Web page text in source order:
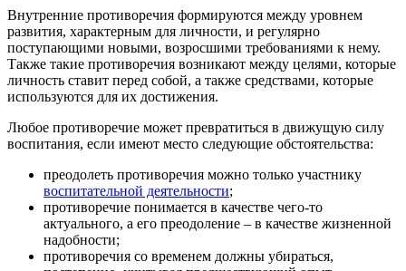
Внутренние противоречия формируются между уровнем
развития, характерным для личности, и регулярно
поступающими новыми, возросшими требованиями к нему.
Также такие противоречия возникают между целями, которые
личность ставит перед собой, а также средствами, которые
используются для их достижения.
Любое противоречие может превратиться в движущую силу
воспитания, если имеют место следующие обстоятельства:
преодолеть противоречия можно только участнику
воспитательной деятельности;
противоречие понимается в качестве чего-то
актуального, а его преодоление – в качестве жизненной
надобности;
противоречия со временем должны убираться,